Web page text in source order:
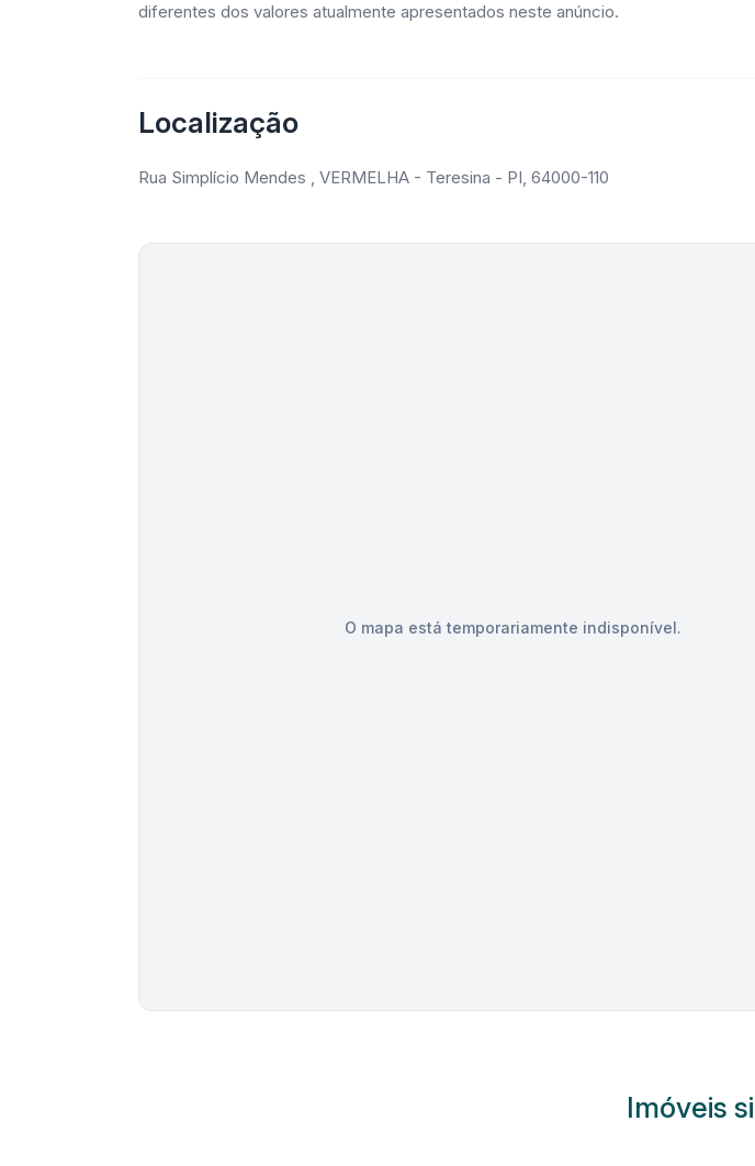
diferentes dos valores atualmente apresentados neste anúncio.
Localização
Rua Simplício Mendes , VERMELHA - Teresina - PI, 64000-110
O mapa está temporariamente indisponível.
Imóveis